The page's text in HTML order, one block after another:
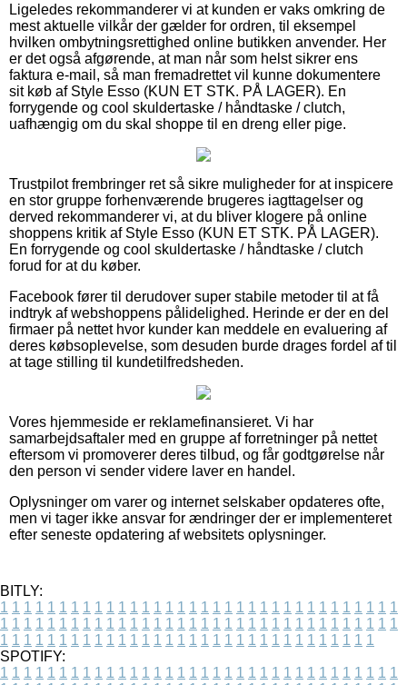
Ligeledes rekommanderer vi at kunden er vaks omkring de
mest aktuelle vilkår der gælder for ordren, til eksempel
hvilken ombytningsrettighed online butikken anvender. Her
er det også afgørende, at man når som helst sikrer ens
faktura e-mail, så man fremadrettet vil kunne dokumentere
sit køb af Style Esso (KUN ET STK. PÅ LAGER). En
forrygende og cool skuldertaske / håndtaske / clutch,
uafhængig om du skal shoppe til en dreng eller pige.
Trustpilot frembringer ret så sikre muligheder for at inspicere
en stor gruppe forhenværende brugeres iagttagelser og
derved rekommanderer vi, at du bliver klogere på online
shoppens kritik af Style Esso (KUN ET STK. PÅ LAGER).
En forrygende og cool skuldertaske / håndtaske / clutch
forud for at du køber.
Facebook fører til derudover super stabile metoder til at få
indtryk af webshoppens pålidelighed. Herinde er der en del
firmaer på nettet hvor kunder kan meddele en evaluering af
deres købsoplevelse, som desuden burde drages fordel af til
at tage stilling til kundetilfredsheden.
Vores hjemmeside er reklamefinansieret. Vi har
samarbejdsaftaler med en gruppe af forretninger på nettet
eftersom vi promoverer deres tilbud, og får godtgørelse når
den person vi sender videre laver en handel.
Oplysninger om varer og internet selskaber opdateres ofte,
men vi tager ikke ansvar for ændringer der er implementeret
efter seneste opdatering af websitets oplysninger.
BITLY:
1 1 1 1 1 1 1 1 1 1 1 1 1 1 1 1 1 1 1 1 1 1 1 1 1 1 1 1 1 1 1 1 1 1
1 1 1 1 1 1 1 1 1 1 1 1 1 1 1 1 1 1 1 1 1 1 1 1 1 1 1 1 1 1 1 1 1 1
1 1 1 1 1 1 1 1 1 1 1 1 1 1 1 1 1 1 1 1 1 1 1 1 1 1 1 1 1 1 1 1
SPOTIFY:
1 1 1 1 1 1 1 1 1 1 1 1 1 1 1 1 1 1 1 1 1 1 1 1 1 1 1 1 1 1 1 1 1 1